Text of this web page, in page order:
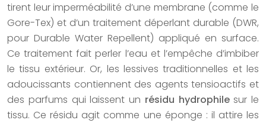
tirent leur imperméabilité d’une membrane (comme le
Gore-Tex) et d’un traitement déperlant durable (DWR,
pour Durable Water Repellent) appliqué en surface.
Ce traitement fait perler l’eau et l’empêche d’imbiber
le tissu extérieur. Or, les lessives traditionnelles et les
adoucissants contiennent des agents tensioactifs et
des parfums qui laissent un résidu hydrophilesur le
tissu. Ce résidu agit comme une éponge : il attire les